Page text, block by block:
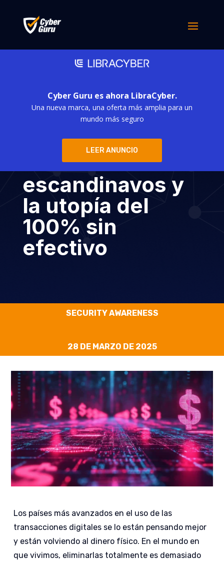
Cyber Guru es ahora LibraCyber.
Una nueva marca, una oferta más amplia para un
mundo más seguro
LEER ANUNCIO
Efectivo: la
marcha atrás de
escandinavos y
la utopía del
100% sin
efectivo
SECURITY AWARENESS
28 DE MARZO DE 2025
Los países más avanzados en el uso de las
transacciones digitales se lo están pensando mejor
y están volviendo al dinero físico. En el mundo en
que vivimos, eliminarlas totalmente es demasiado